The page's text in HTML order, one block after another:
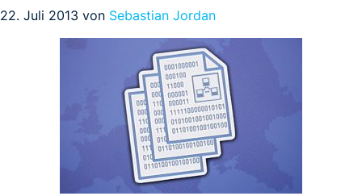
22. Juli 2013 von Sebastian Jordan